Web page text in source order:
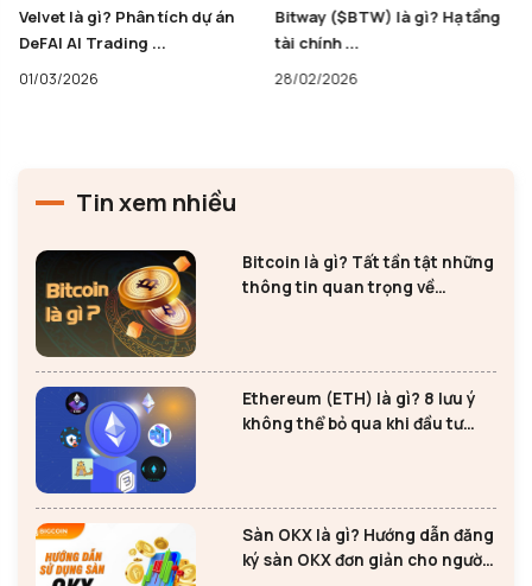
Velvet là gì? Phân tích dự án
DeFAI AI Trading ...
01/03/2026
Bitway ($BTW) là gì? Hạ tầng
tài chính ...
28/02/2026
Tin xem nhiều
Bitcoin là gì? Tất tần tật những
thông tin quan trọng về
Ethereum (ETH) là gì? 8 lưu ý
không thể bỏ qua khi đầu tư
Sàn OKX là gì? Hướng dẫn đăng
ký sàn OKX đơn giản cho người